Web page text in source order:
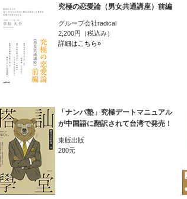
究極の恋愛論（男女共通講座）前編
グループ会社radical
2,200円（税込み）
詳細はこちら»
「ナンパ塾」究極デートマニュアル
が中国語に翻訳されて台湾で発売！
東版出版
280元